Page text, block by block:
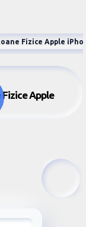
Fizice Apple
Fizice Apple